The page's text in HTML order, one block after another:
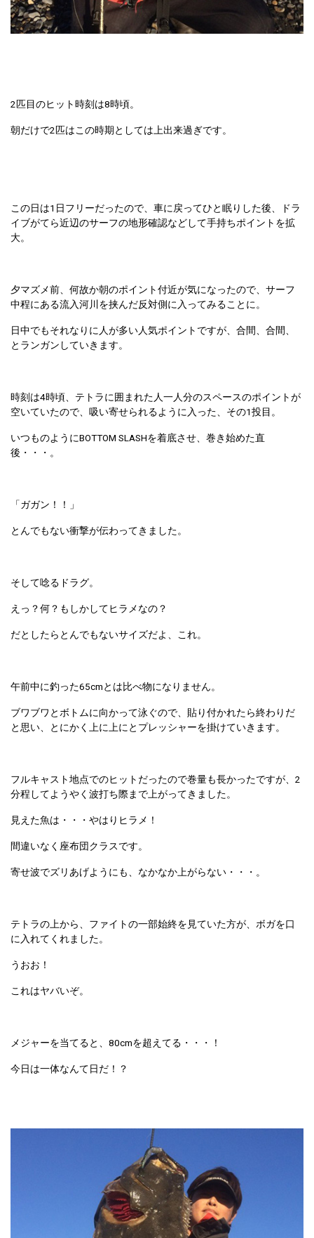
2匹目のヒット時刻は8時頃。
朝だけで2匹はこの時期としては上出来過ぎです。
この日は1日フリーだったので、車に戻ってひと眠りした後、ドラ
イブがてら近辺のサーフの地形確認などして手持ちポイントを拡
大。
夕マズメ前、何故か朝のポイント付近が気になったので、サーフ
中程にある流入河川を挟んだ反対側に入ってみることに。
日中でもそれなりに人が多い人気ポイントですが、合間、合間、
とランガンしていきます。
時刻は4時頃、テトラに囲まれた人一人分のスペースのポイントが
空いていたので、吸い寄せられるように入った、その1投目。
いつものようにBOTTOM SLASHを着底させ、巻き始めた直
後・・・。
「ガガン！！」
とんでもない衝撃が伝わってきました。
そして唸るドラグ。
えっ？何？もしかしてヒラメなの？
だとしたらとんでもないサイズだよ、これ。
午前中に釣った65cmとは比べ物になりません。
ブワブワとボトムに向かって泳ぐので、貼り付かれたら終わりだ
と思い、とにかく上に上にとプレッシャーを掛けていきます。
フルキャスト地点でのヒットだったので巻量も長かったですが、2
分程してようやく波打ち際まで上がってきました。
見えた魚は・・・やはりヒラメ！
間違いなく座布団クラスです。
寄せ波でズリあげようにも、なかなか上がらない・・・。
テトラの上から、ファイトの一部始終を見ていた方が、ボガを口
に入れてくれました。
うおお！
これはヤバいぞ。
メジャーを当てると、80cmを超えてる・・・！
今日は一体なんて日だ！？